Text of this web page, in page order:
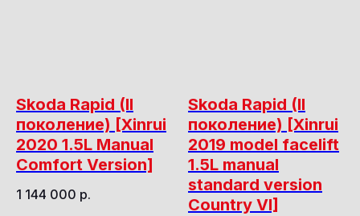
Skoda Rapid (II
поколение) [Xinrui
2020 1.5L Manual
Comfort Version]
1 144 000 р.
Skoda Rapid (II
поколение) [Xinrui
2019 model facelift
1.5L manual
standard version
Country VI]